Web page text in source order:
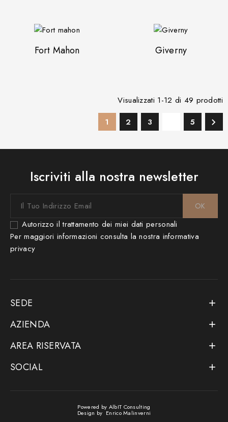
Fort Mahon Giverny
Visualizzati 1-12 di 49 prodotti
1
2 3 5 
Iscriviti alla nostra newsletter
Autorizzo il trattamento dei miei dati personali
Per maggiori informazioni consulta la nostra informativa
privacy
SEDE 
AZIENDA 
AREA RISERVATA 
SOCIAL 
Powered by AlbIT Consulting
Design by Enrico Malinverni